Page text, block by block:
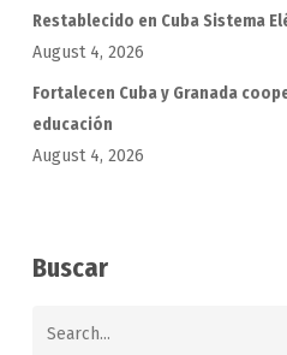
Restablecido en Cuba Sistema
August 4, 2026
Fortalecen Cuba y Granada
educación
August 4, 2026
Buscar